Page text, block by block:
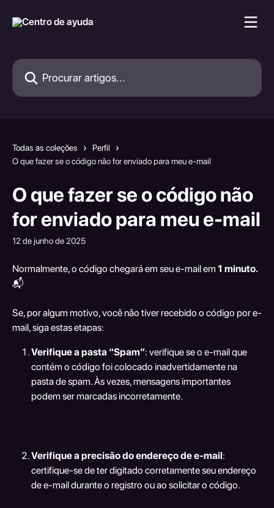
Procurar artigos...
Todas as coleções
Perfil
O que fazer se o código não for enviado para meu e-mail
O que fazer se o código não
for enviado para meu e-mail
12 de junho de 2025
Normalmente, o código chegará em seu e-mail em 1 minuto.
📬
Se, por algum motivo, você não tiver recebido o código por e-
mail, siga estas etapas:
Verifique a pasta “Spam”: verifique se o e-mail que
contém o código foi colocado inadvertidamente na
pasta de spam. Às vezes, mensagens importantes
podem ser marcadas incorretamente.
Verifique a precisão do endereço de e-mail:
certifique-se de ter digitado corretamente seu endereço
de e-mail durante o registro ou ao solicitar o código.